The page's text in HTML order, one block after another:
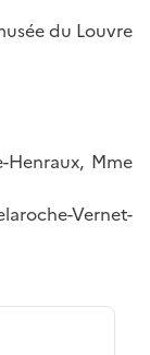
du Louvre
Henraux, Mme
Vernet-